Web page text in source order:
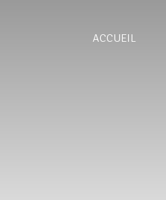
ACCUEIL